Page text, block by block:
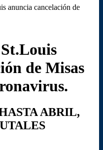
anuncia cancelación de
de Misas
ABRIL,